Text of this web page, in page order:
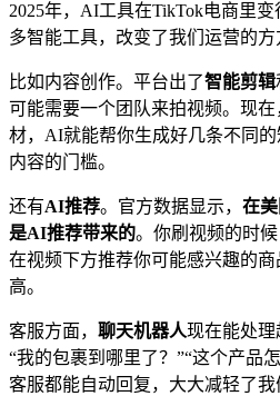
2025年，AI工具在TikTok电商里
多智能工具，改变了我们运营的方
比如内容创作。平台出了智能剪辑
可能需要一个团队来拍视频。现
材，AI就能帮你生成好几条不同
内容的门槛。
还有AI推荐。官方数据显示， 在美
是AI推荐带来的。你刷视频的时候
在视频下方推荐你可能感兴趣的
高。
客服方面， 聊天机器人现在能处理
“我的包裹到哪里了？”“这个产品
客服都能自动回复，大大减轻了我